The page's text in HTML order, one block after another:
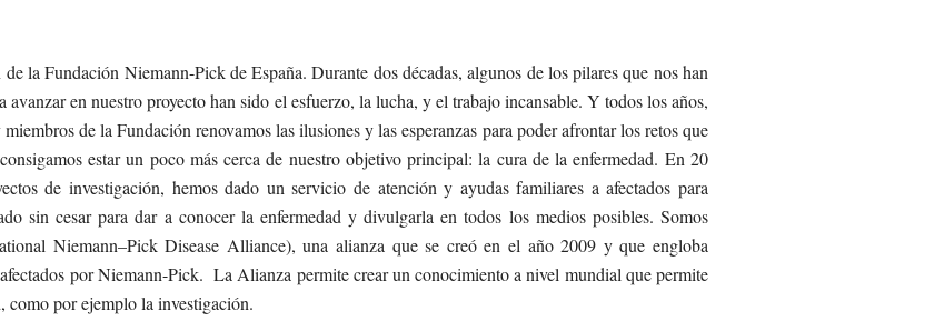
la Fundación Niemann-Pick de España. Durante dos décadas, algunos de los pilares que nos han
en nuestro proyecto han sido el esfuerzo, la lucha, y el trabajo incansable. Y todos los años,
de la Fundación renovamos las ilusiones y las esperanzas para poder afrontar los retos que
estar un poco más cerca de nuestro objetivo principal: la cura de la enfermedad. En 20
de investigación, hemos dado un servicio de atención y ayudas familiares a afectados para
sin cesar para dar a conocer la enfermedad y divulgarla en todos los medios posibles. Somos
Niemann–Pick Disease Alliance), una alianza que se creó en el año 2009 y que engloba
por Niemann-Pick. La Alianza permite crear un conocimiento a nivel mundial que permite
como por ejemplo la investigación.